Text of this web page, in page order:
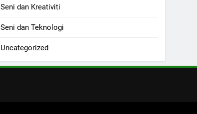
Seni dan Kreativiti
Seni dan Teknologi
Uncategorized